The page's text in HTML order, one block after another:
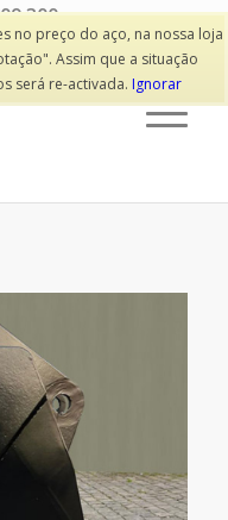
no preço do aço, na nossa loja
Assim que a situação
será re-activada. Ignorar
300
nacional)